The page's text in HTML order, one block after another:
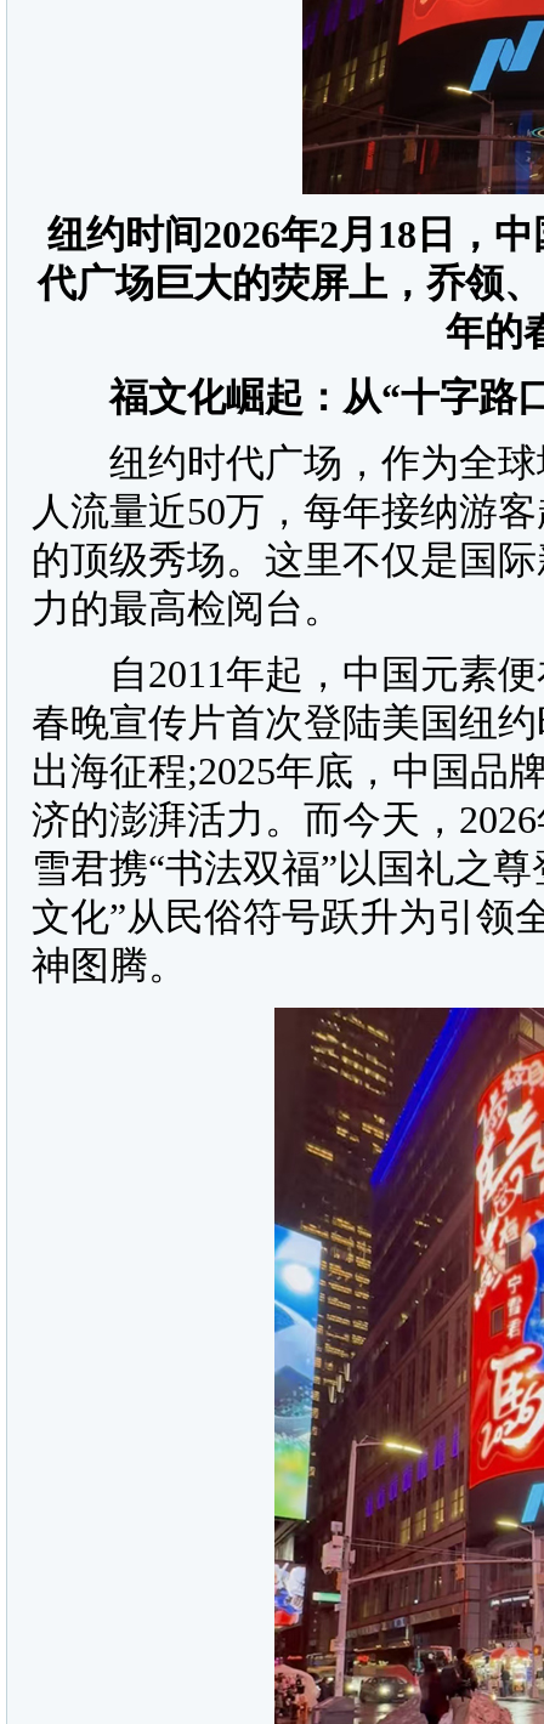
纽约时间2026年2月18日，
代广场巨大的荧屏上，乔领
年的
福文化崛起：从“十字路
纽约时代广场，作为全球
人流量近50万，每年接纳游
的顶级秀场。这里不仅是国
力的最高检阅台。
自2011年起，中国元素便
春晚宣传片首次登陆美国纽
出海征程;2025年底，中国品
济的澎湃活力。而今天，
雪君携“书法双福”以国礼之
文化”从民俗符号跃升为引领
神图腾。